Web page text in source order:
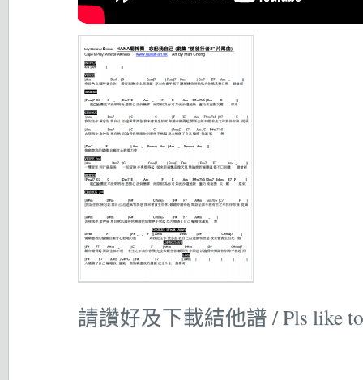
請讚好及下載結他譜 / Pls like